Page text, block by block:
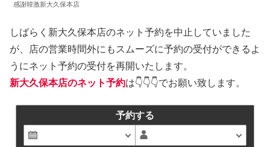
感謝韓激新大久保本店
しばらく新大久保本店のネット予約を中止していました
が、店の営業時間外にもスムーズに予約の受付ができるよ
うにネット予約の受付を再開いたします。
新大久保本店のネット予約は👇👇👇でお願い致します。
予約する